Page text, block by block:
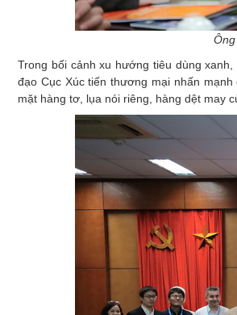
Trong bối cảnh xu hướng tiêu dùng
đạo Cục Xúc tiến thương mại nhấn
mặt hàng tơ, lụa nói riêng, hàng dệt may